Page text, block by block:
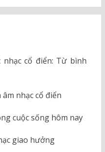
cổ điển: Từ bình
nhạc cổ điển
cuộc sống hôm nay
giao hưởng